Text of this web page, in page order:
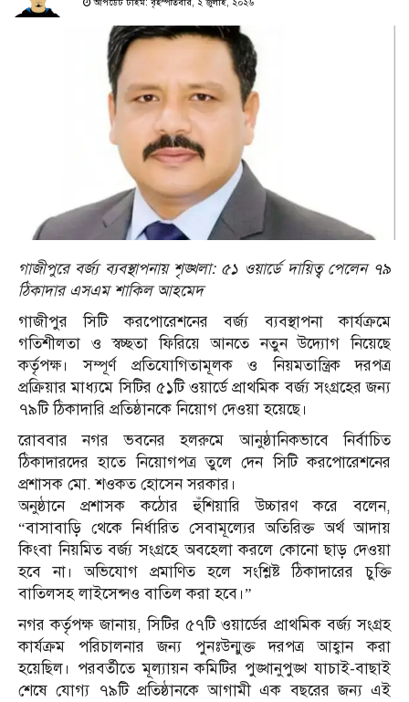
আপডেট টাইম: বৃহস্পতিবার, ২ জুলাই, ২০২৬
গাজীপুরে বর্জ্য ব্যবস্থাপনায় শৃঙ্খলা: ৫১ ওয়ার্ডে দায়িত্ব পেলেন ৭৯
ঠিকাদার এসএম শাকিল আহমেদ
​গাজীপুর সিটি করপোরেশনের বর্জ্য ব্যবস্থাপনা কার্যক্রমে
গতিশীলতা ও স্বচ্ছতা ফিরিয়ে আনতে নতুন উদ্যোগ নিয়েছে
কর্তৃপক্ষ। সম্পূর্ণ প্রতিযোগিতামূলক ও নিয়মতান্ত্রিক দরপত্র
প্রক্রিয়ার মাধ্যমে সিটির ৫১টি ওয়ার্ডে প্রাথমিক বর্জ্য সংগ্রহের জন্য
৭৯টি ঠিকাদারি প্রতিষ্ঠানকে নিয়োগ দেওয়া হয়েছে।
​রোববার নগর ভবনের হলরুমে আনুষ্ঠানিকভাবে নির্বাচিত
ঠিকাদারদের হাতে নিয়োগপত্র তুলে দেন সিটি করপোরেশনের
প্রশাসক মো. শওকত হোসেন সরকার।
​অনুষ্ঠানে প্রশাসক কঠোর হুঁশিয়ারি উচ্চারণ করে বলেন,
“বাসাবাড়ি থেকে নির্ধারিত সেবামূল্যের অতিরিক্ত অর্থ আদায়
কিংবা নিয়মিত বর্জ্য সংগ্রহে অবহেলা করলে কোনো ছাড় দেওয়া
হবে না। অভিযোগ প্রমাণিত হলে সংশ্লিষ্ট ঠিকাদারের চুক্তি
বাতিলসহ লাইসেন্সও বাতিল করা হবে।”
​নগর কর্তৃপক্ষ জানায়, সিটির ৫৭টি ওয়ার্ডের প্রাথমিক বর্জ্য সংগ্রহ
কার্যক্রম পরিচালনার জন্য পুনঃউন্মুক্ত দরপত্র আহ্বান করা
হয়েছিল। পরবর্তীতে মূল্যায়ন কমিটির পুঙ্খানুপুঙ্খ যাচাই-বাছাই
শেষে যোগ্য ৭৯টি প্রতিষ্ঠানকে আগামী এক বছরের জন্য এই